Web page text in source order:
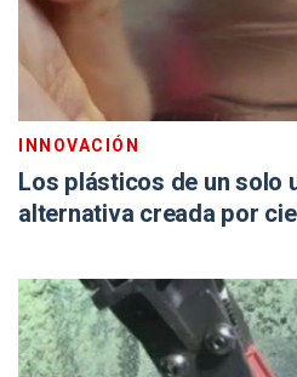
INNOVACIÓN
Los plásticos de un solo
alternativa creada por